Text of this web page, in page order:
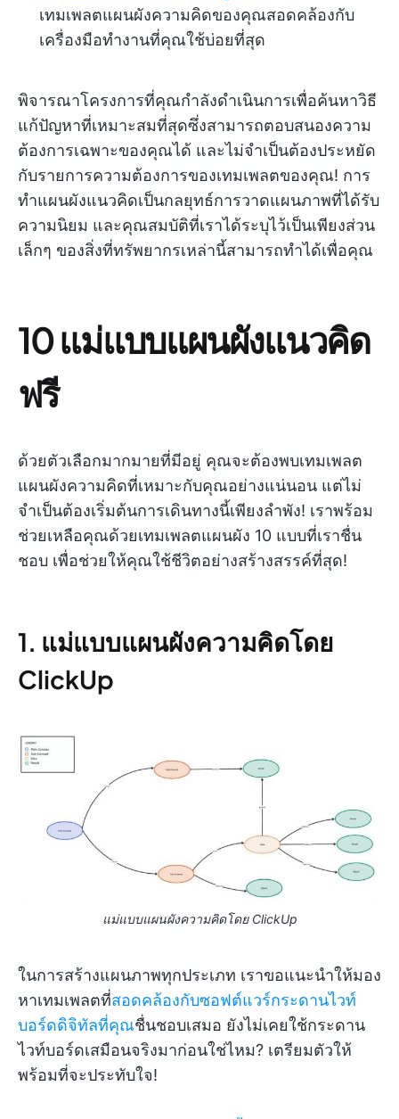
เทมเพลตแผนผังความคิดของคุณสอดคล้องกับ
เครื่องมือทำงานที่คุณใช้บ่อยที่สุด
พิจารณาโครงการที่คุณกำลังดำเนินการเพื่อค้นหาวิธี
แก้ปัญหาที่เหมาะสมที่สุดซึ่งสามารถตอบสนองความ
ต้องการเฉพาะของคุณได้ และไม่จำเป็นต้องประหยัด
กับรายการความต้องการของเทมเพลตของคุณ! การ
ทำแผนผังแนวคิดเป็นกลยุทธ์การวาดแผนภาพที่ได้รับ
ความนิยม และคุณสมบัติที่เราได้ระบุไว้เป็นเพียงส่วน
เล็กๆ ของสิ่งที่ทรัพยากรเหล่านี้สามารถทำได้เพื่อคุณ
10 แม่แบบแผนผังแนวคิด
ฟรี
ด้วยตัวเลือกมากมายที่มีอยู่ คุณจะต้องพบเทมเพลต
แผนผังความคิดที่เหมาะกับคุณอย่างแน่นอน แต่ไม่
จำเป็นต้องเริ่มต้นการเดินทางนี้เพียงลำพัง! เราพร้อม
ช่วยเหลือคุณด้วยเทมเพลตแผนผัง 10 แบบที่เราชื่น
ชอบ เพื่อช่วยให้คุณใช้ชีวิตอย่างสร้างสรรค์ที่สุด!
1. แม่แบบแผนผังความคิดโดย
ClickUp
แม่แบบแผนผังความคิดโดย ClickUp
ในการสร้างแผนภาพทุกประเภท เราขอแนะนำให้มอง
หาเทมเพลตที่สอดคล้องกับซอฟต์แวร์กระดานไวท์
บอร์ดดิจิทัลที่คุณชื่นชอบเสมอ ยังไม่เคยใช้กระดาน
ไวท์บอร์ดเสมือนจริงมาก่อนใช่ไหม? เตรียมตัวให้
พร้อมที่จะประทับใจ!